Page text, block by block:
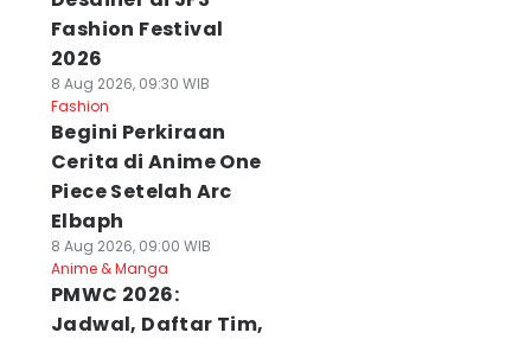
Fashion Festival
2026
8 Aug 2026, 09:30 WIB
Fashion
Begini Perkiraan
Cerita di Anime One
Piece Setelah Arc
Elbaph
8 Aug 2026, 09:00 WIB
Anime & Manga
PMWC 2026:
Jadwal, Daftar Tim,